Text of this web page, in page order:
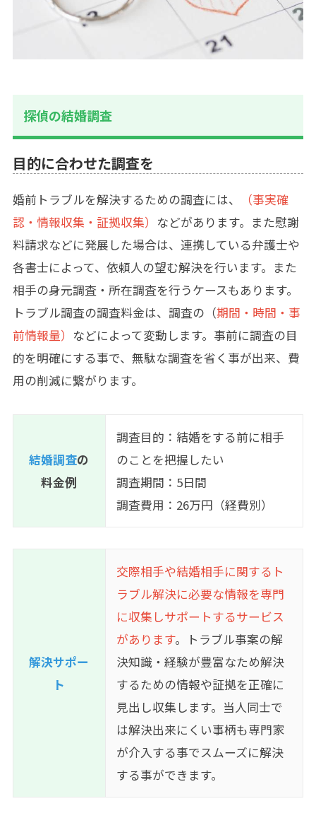
探偵の結婚調査
目的に合わせた調査を
婚前トラブルを解決するための調査には、
（事実確
認・情報収集・証拠収集） などがあります。また慰謝
料請求などに発展した場合は、連携している弁護士や
各書士によって、依頼人の望む解決を行います。また
相手の身元調査・所在調査を行うケースもあります。
トラブル調査の調査料金は、調査の（期間・時間・事
前情報量） などによって変動します。事前に調査の目
的を明確にする事で、無駄な調査を省く事が出来、費
用の削減に繋がります。
結婚調査の
料金例
調査目的：結婚をする前に相手
のことを把握したい
調査期間：5日間
調査費用：26万円（経費別）
解決サポー
ト
交際相手や結婚相手に関するト
ラブル解決に必要な情報を専門
に収集しサポートするサービス
があります。トラブル事案の解
決知識・経験が豊富なため解決
するための情報や証拠を正確に
見出し収集します。当人同士で
は解決出来にくい事柄も専門家
が介入する事でスムーズに解決
する事ができます。